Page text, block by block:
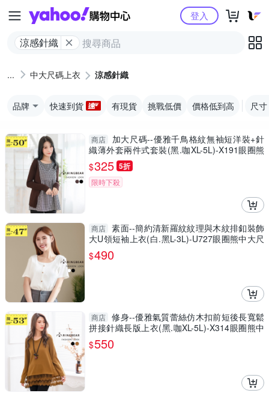
Yahoo購物中心
涼感針織
登入
中大尺碼上衣 涼感針織
品牌 快速到貨 有現貨 挑戰低價 價格低到高 尺寸
商店
加大尺碼--優雅千鳥格紋無袖短洋裝+針
織薄外套兩件式套裝(黑.咖XL-5L)-X191眼圈熊
中大尺碼
$325 5折
限時下殺
商店 素面--簡約清新羅紋紋理與木紋排釦裝飾
大U領短袖上衣(白.黑L-3L)-U727眼圈熊中大尺
碼
$490
商店 修身--優雅氣質蕾絲仿木扣前短後長寬鬆
拼接針織長版上衣(黑.咖XL-5L)-X314眼圈熊中
大尺碼
$550